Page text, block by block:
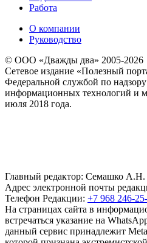
Работа
О компании
Руководство
© ООО «Дважды два» 2005-2026
Сетевое издание «Полезный
Федеральной службой по надзору
информационных технологий и
июля 2018 года.
Главный редактор: Семашко А.Н.
Адрес электронной почты
Телефон Редакции: +7 968 246-
На страницах сайта в
встречаться указание на
данный сервис принадлежит